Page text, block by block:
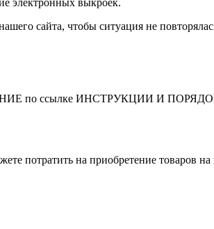
электронных выкроек.
сайта, чтобы ситуация не
ссылке ИНСТРУКЦИИ И ПОРЯДОК
потратить на приобретение товаров на